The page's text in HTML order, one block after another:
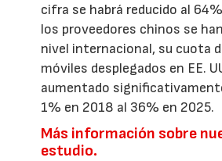
cifra se habrá reducido al
los proveedores chinos se
nivel internacional, su cuota
móviles desplegados en EE.
aumentado
1% en 2018 al 36% en 2025.
Más información sobre
estudio.